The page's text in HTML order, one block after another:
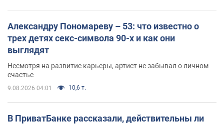
Александру Пономареву – 53: что известно о
трех детях секс-символа 90-х и как они
выглядят
Несмотря на развитие карьеры, артист не забывал о личном
счастье
9.08.2026 04:01 10,6 т.
В ПриватБанке рассказали, действительны ли